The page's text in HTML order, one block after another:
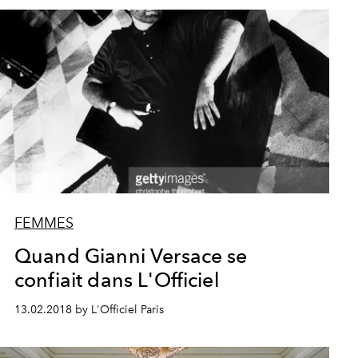
FEMMES
Quand Gianni Versace se
confiait dans L'Officiel
13.02.2018 by L'Officiel Paris